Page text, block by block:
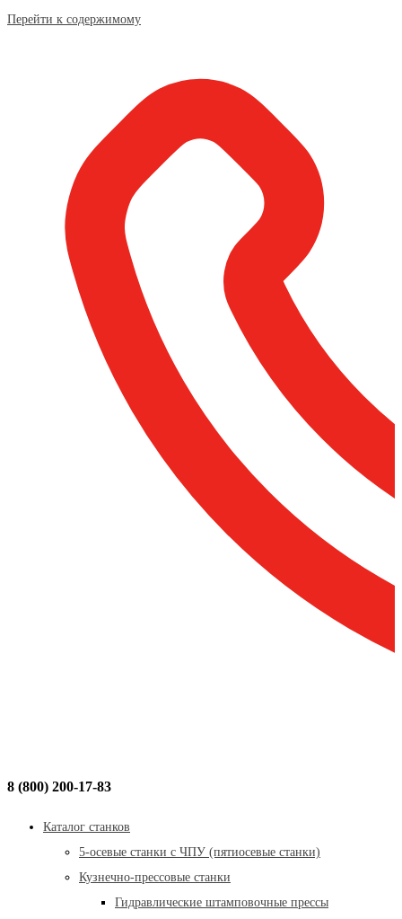
Перейти к содержимому
8 (800) 200-17-83
Каталог станков
5-осевые станки с ЧПУ (пятиосевые станки)
Кузнечно-прессовые станки
Гидравлические штамповочные прессы